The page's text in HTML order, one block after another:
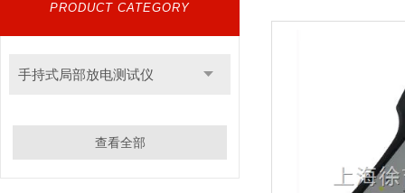
PRODUCT CATEGORY
手持式局部放电测试仪
查看全部